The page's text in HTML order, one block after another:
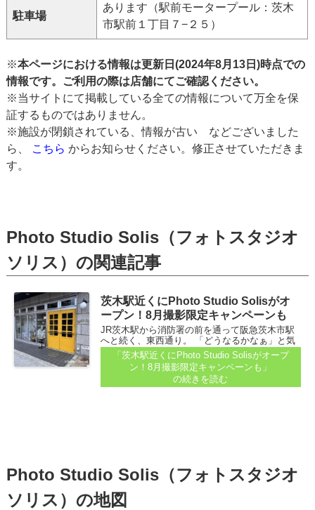
駐車場
あります（駅前モータープール：茨木
市駅前１丁目７−２５）
※本ページにおける情報は更新日(2024年8月13日)時点での
情報です。ご利用の際は店舗にてご確認ください。
※当サイトにて掲載している全ての情報について万全を保
証するものではありません。
※施設が閉鎖されている、情報が古い などございました
ら、 こちら からお知らせください。修正させていただきま
す。
Photo Studio Solis（フォトスタジオ
ソリス）の関連記事
茨木駅近くにPhoto Studio Solisがオ
ープン！8月撮影限定キャンペーンも
JR茨木駅から消防署の前を通って阪急茨木市駅
へと続く、東西通り。 「どうなるかなぁ」と気
になっていた、串カツ屋さんだった場所につい
て、読者さんが教えてくれたので行ってみまし
「茨木駅近くにPhoto Studio Solisがオープ
ン！8月撮影限定キャンペーンも」
の続きを読む
Photo Studio Solis（フォトスタジオ
ソリス）の地図